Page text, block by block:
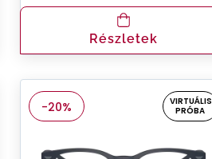
Részletek
-20%
VIRTUÁLIS
PRÓBA